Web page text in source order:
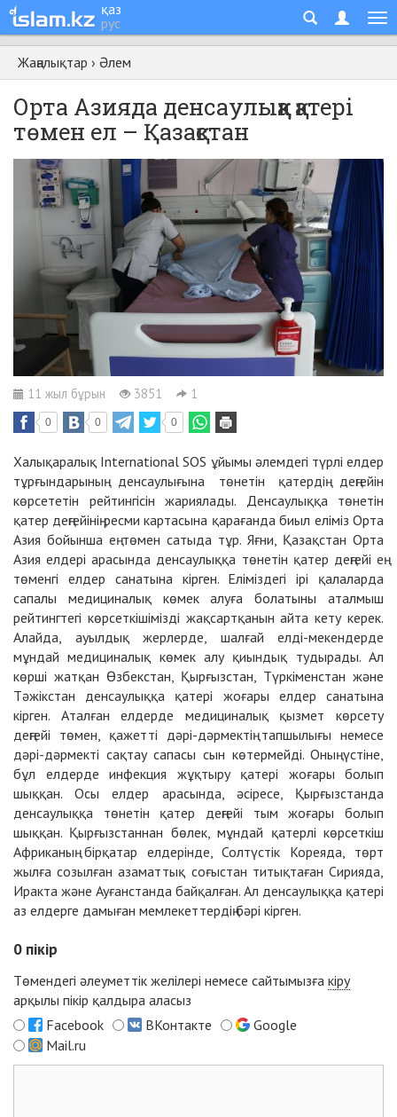
қаз
рус
Жаңалықтар › Әлем
Орта Азияда денсаулыққа қатері
төмен ел – Қазақстан
11 жыл бұрын 3851 1
0 0 0
Халықаралық International SOS ұйымы әлемдегі түрлі елдер
тұрғындарының денсаулығына төнетін қатердің деңгейін
көрсететін рейтингісін жариялады. Денсаулыққа төнетін
қатер деңгейінің ресми картасына қарағанда биыл еліміз Орта
Азия бойынша ең төмен сатыда тұр. Яғни, Қазақстан Орта
Азия елдері арасында денсаулыққа төнетін қатер деңгейі ең
төменгі елдер санатына кірген. Еліміздегі ірі қалаларда
сапалы медициналық көмек алуға болатыны аталмыш
рейтингтегі көрсеткішімізді жақсартқанын айта кету керек.
Алайда, ауылдық жерлерде, шалғай елді-мекендерде
мұндай медициналық көмек алу қиындық тудырады. Ал
көрші жатқан Өзбекстан, Қырғызстан, Түркіменстан және
Тәжікстан денсаулыққа қатері жоғары елдер санатына
кірген. Аталған елдерде медициналық қызмет көрсету
деңгейі төмен, қажетті дәрі-дәрмектің тапшылығы немесе
дәрі-дәрмекті сақтау сапасы сын көтермейді. Оның үстіне,
бұл елдерде инфекция жұқтыру қатері жоғары болып
шыққан. Осы елдер арасында, әсіресе, Қырғызстанда
денсаулыққа төнетін қатер деңгейі тым жоғары болып
шыққан. Қырғызстаннан бөлек, мұндай қатерлі көрсеткіш
Африканың бірқатар елдерінде, Солтүстік Кореяда, төрт
жылға созылған азаматтық соғыстан титықтаған Сирияда,
Иракта және Ауғанстанда байқалған. Ал денсаулыққа қатері
аз елдерге дамыған мемлекеттердің бәрі кірген.
0 пікір
Төмендегі әлеуметтік желілері немесе сайтымызға кіру
арқылы пікір қалдыра аласыз
Facebook
ВКонтакте
Google
Mail.ru